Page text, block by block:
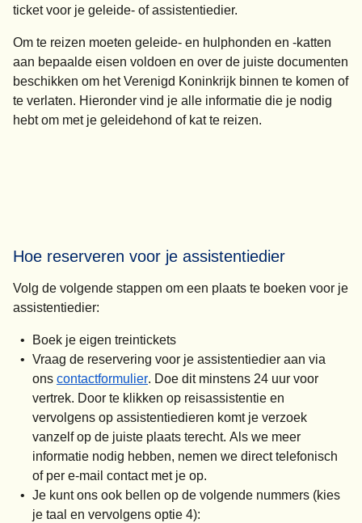
ticket voor je geleide- of assistentiedier.
Om te reizen moeten geleide- en hulphonden en -katten
aan bepaalde eisen voldoen en over de juiste documenten
beschikken om het Verenigd Koninkrijk binnen te komen of
te verlaten. Hieronder vind je alle informatie die je nodig
hebt om met je geleidehond of kat te reizen.
Hoe reserveren voor je assistentiedier
Volg de volgende stappen om een plaats te boeken voor je
assistentiedier:
Boek je eigen treintickets
Vraag de reservering voor je assistentiedier aan via
ons contactformulier. Doe dit minstens 24 uur voor
vertrek. Door te klikken op reisassistentie en
vervolgens op assistentiedieren komt je verzoek
vanzelf op de juiste plaats terecht. Als we meer
informatie nodig hebben, nemen we direct telefonisch
of per e-mail contact met je op.
Je kunt ons ook bellen op de volgende nummers (kies
je taal en vervolgens optie 4):